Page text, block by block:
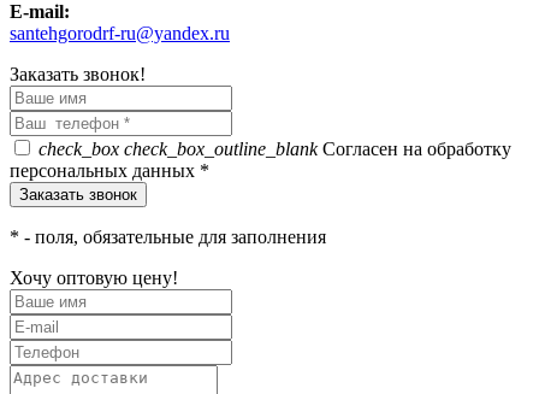
E-mail:
santehgorodrf-ru@yandex.ru
Заказать звонок!
check_box check_box_outline_blankСогласен на обработку
персональных данных *
* - поля, обязательные для заполнения
Хочу оптовую цену!